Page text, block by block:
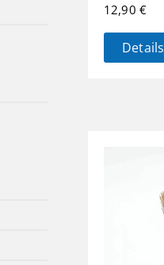
12,90€
Details